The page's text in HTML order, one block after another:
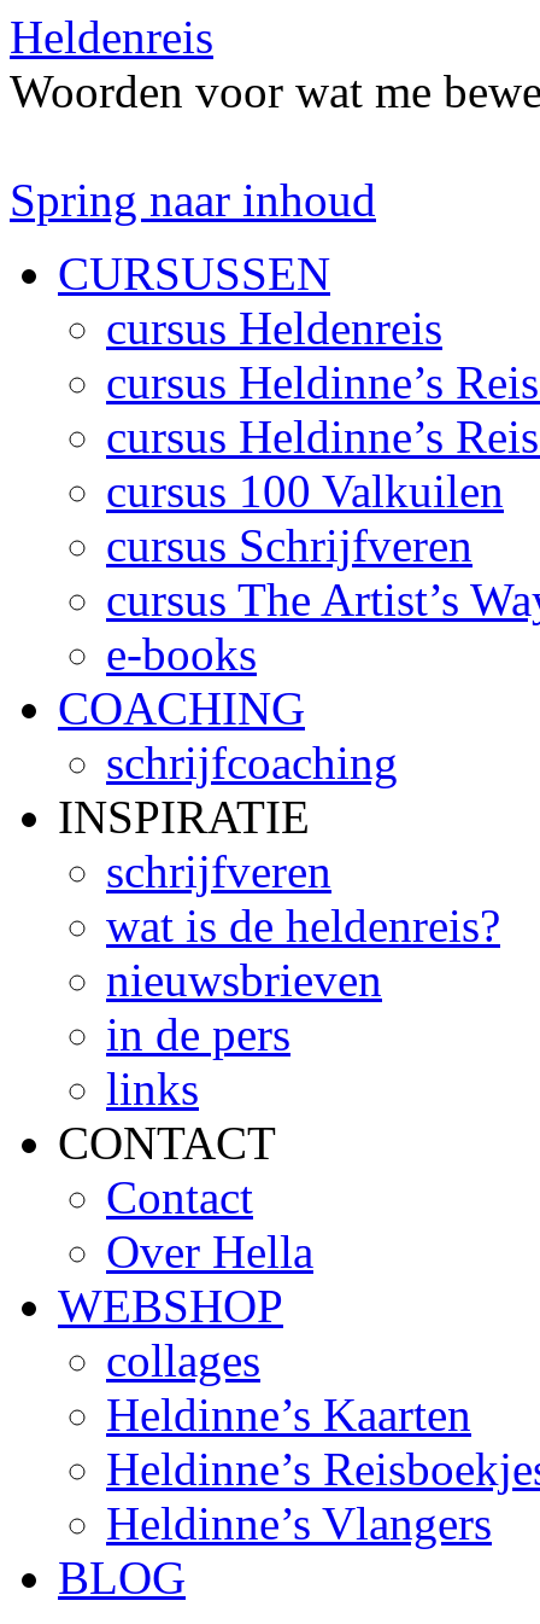
Heldenreis
Woorden voor wat me
Spring naar inhoud
CURSUSSEN
cursus Heldenreis
cursus Heldinne’s
cursus Heldinne’s
cursus 100 Valkuilen
cursus Schrijfveren
cursus The Artist’s
e-books
COACHING
schrijfcoaching
INSPIRATIE
schrijfveren
wat is de heldenreis?
nieuwsbrieven
in de pers
links
CONTACT
Contact
Over Hella
WEBSHOP
collages
Heldinne’s Kaarten
Heldinne’s
Heldinne’s Vlangers
BLOG